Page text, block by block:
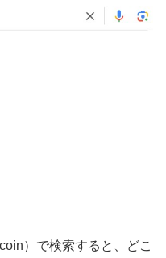
）で検索すると、どこ